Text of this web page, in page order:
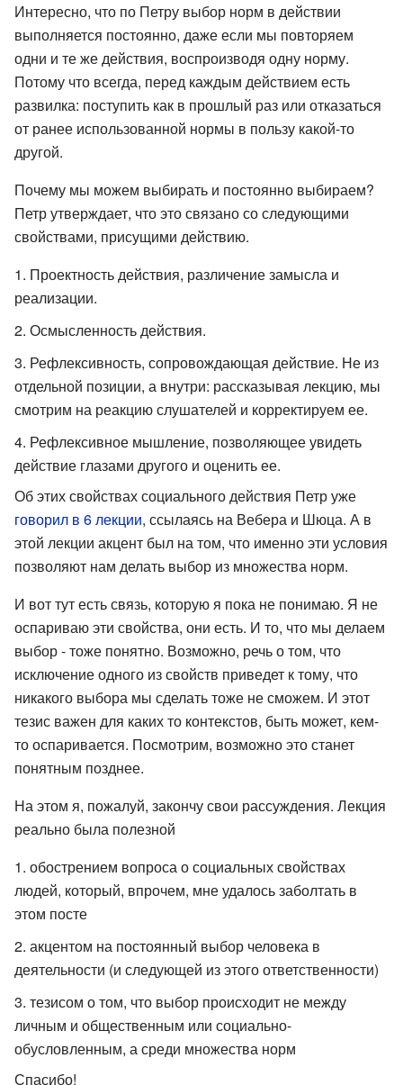
Интересно, что по Петру выбор норм в действии
выполняется постоянно, даже если мы повторяем
одни и те же действия, воспроизводя одну норму.
Потому что всегда, перед каждым действием есть
развилка: поступить как в прошлый раз или отказаться
от ранее использованной нормы в пользу какой-то
другой.
Почему мы можем выбирать и постоянно выбираем?
Петр утверждает, что это связано со следующими
свойствами, присущими действию.
Проектность действия, различение замысла и
реализации.
Осмысленность действия.
Рефлексивность, сопровождающая действие. Не из
отдельной позиции, а внутри: рассказывая лекцию, мы
смотрим на реакцию слушателей и корректируем ее.
Рефлексивное мышление, позволяющее увидеть
действие глазами другого и оценить ее.
Об этих свойствах социального действия Петр уже
говорил в 6 лекции, ссылаясь на Вебера и Шюца. А в
этой лекции акцент был на том, что именно эти условия
позволяют нам делать выбор из множества норм.
И вот тут есть связь, которую я пока не понимаю. Я не
оспариваю эти свойства, они есть. И то, что мы делаем
выбор - тоже понятно. Возможно, речь о том, что
исключение одного из свойств приведет к тому, что
никакого выбора мы сделать тоже не сможем. И этот
тезис важен для каких то контекстов, быть может, кем-
то оспаривается. Посмотрим, возможно это станет
понятным позднее.
На этом я, пожалуй, закончу свои рассуждения. Лекция
реально была полезной
обострением вопроса о социальных свойствах
людей, который, впрочем, мне удалось заболтать в
этом посте
акцентом на постоянный выбор человека в
деятельности (и следующей из этого ответственности)
тезисом о том, что выбор происходит не между
личным и общественным или социально-
обусловленным, а среди множества норм
Спасибо!